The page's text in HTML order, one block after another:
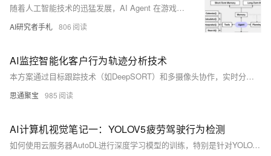
随着人工智能技术的迅猛发展，AI Agent 在游戏、智能制造、自动驾驶等场景中已逐步展现出强大的自适应能力。特别是深度强化学习（Deep Reinforcement Learning, DRL）的引入，使得智能体能够通过与环境的交互，自动学习最优的行为策略。本文将系统性地探讨基于深度强化学习的AI Agent行为决策机制，并结合代码实战加以说明。
AI研究者手札 806
AI监控智能化客户行为轨迹分析技术
本方案通过目标跟踪技术（如DeepSORT）和多摄像头协作，实时分析顾客在商场内的行为路径，识别高频活动区域，优化商场布局与商品陈列，提供个性化营销服务。基于深度学习与时序数据分析，精准捕捉顾客动线，提升购物体验与销售转化率。
思通聚宝 985
AI计算机视觉笔记一：YOLOV5疲劳驾驶行为检测
如何使用云服务器AutoDL进行深度学习模型的训练，特别是针对YOLOV5疲劳驾驶行为训练检测